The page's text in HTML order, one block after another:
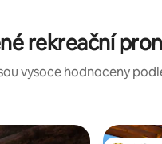
rekreační
vysoce hodnoceny